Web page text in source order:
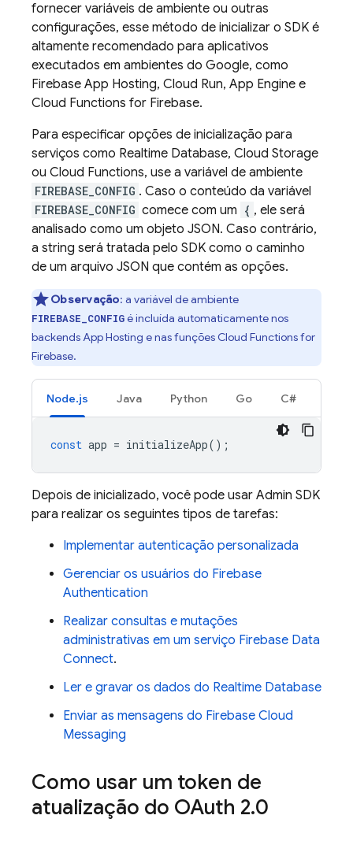
fornecer variáveis de ambiente ou outras
configurações, esse método de inicializar o SDK é
altamente recomendado para aplicativos
executados em ambientes do Google, como
Firebase App Hosting, Cloud Run, App Engine e
Cloud Functions for Firebase.
Para especificar opções de inicialização para
serviços como Realtime Database, Cloud Storage
ou Cloud Functions, use a variável de ambiente
FIREBASE_CONFIG . Caso o conteúdo da variável
FIREBASE_CONFIG comece com um { , ele será
analisado como um objeto JSON. Caso contrário,
a string será tratada pelo SDK como o caminho
de um arquivo JSON que contém as opções.
Observação: a variável de ambiente
FIREBASE_CONFIGé incluída automaticamente nos
backendsApp Hosting e nas funções Cloud Functions for
Firebase.
Node.js Java Python Go C#
const app = initializeApp();
Depois de inicializado, você pode usar Admin SDK
para realizar os seguintes tipos de tarefas:
Implementar autenticação personalizada
Gerenciar os usuários do Firebase
Authentication
Realizar consultas e mutações
administrativas em um serviço Firebase Data
Connect.
Ler e gravar os dados do Realtime Database
Enviar as mensagens do Firebase Cloud
Messaging
Como usar um token de
atualização do OAuth 2.0